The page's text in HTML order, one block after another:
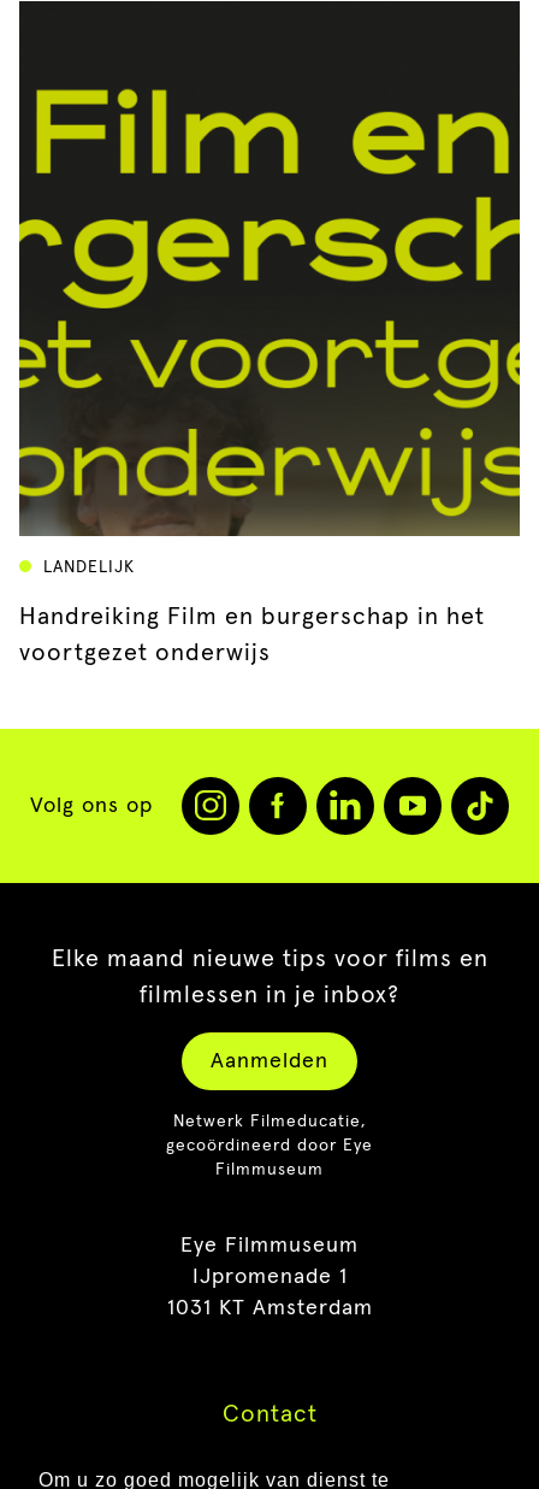
Om u zo goed mogelijk van dienst te
LANDELIJK
Handreiking Film en burgerschap in het
voortgezet onderwijs
Volg ons op
Elke maand nieuwe tips voor films en
filmlessen in je inbox?
Aanmelden
Netwerk Filmeducatie,
gecoördineerd door Eye
Filmmuseum
Eye Filmmuseum
IJpromenade 1
1031 KT Amsterdam
Contact